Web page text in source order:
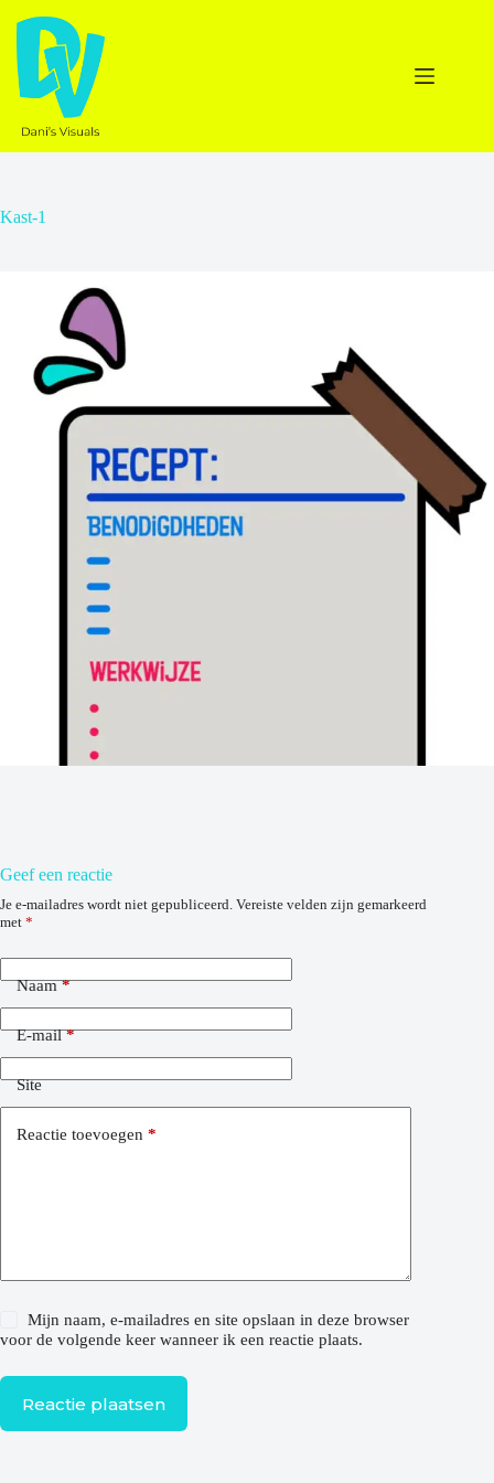
naar
inhoud
Kast-1
Geef een reactie
Je e-mailadres wordt niet gepubliceerd. Vereiste velden zijn gemarkeerd
met *
Naam*
E-mail*
Site
Reactie toevoegen *
Mijn naam, e-mailadres en site opslaan in deze browser
voor de volgende keer wanneer ik een reactie plaats.
Reactie plaatsen